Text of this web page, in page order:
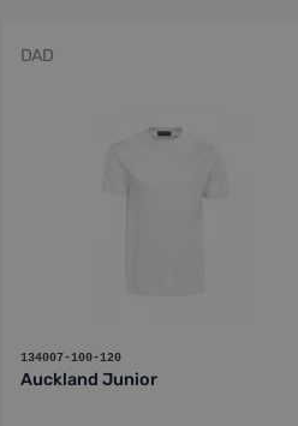
DAD
134007-100-120
Auckland Junior